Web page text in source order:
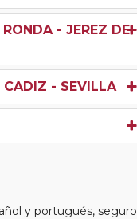
- JEREZ DE
CADIZ - SEVILLA
y portugués, seguro